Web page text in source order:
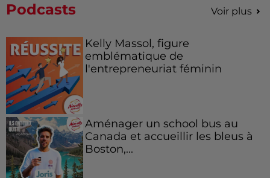
Podcasts Voir plus
Kelly Massol, figure
emblématique de
l'entrepreneuriat féminin
Aménager un school bus au
Canada et accueillir les bleus à
Boston,...